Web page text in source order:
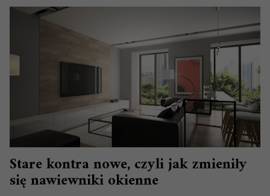
Stare kontra nowe, czyli jak zmieniły
się nawiewniki okienne